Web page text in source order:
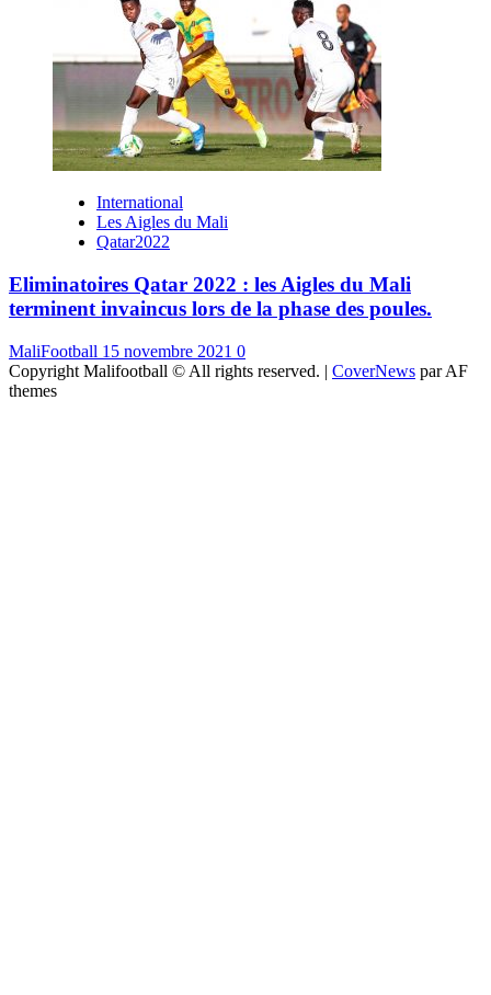
International
Les Aigles du Mali
Qatar2022
Eliminatoires Qatar 2022 : les Aigles du Mali
terminent invaincus lors de la phase des poules.
MaliFootball 15 novembre 2021 0
Copyright Malifootball © All rights reserved. | CoverNews par AF
themes